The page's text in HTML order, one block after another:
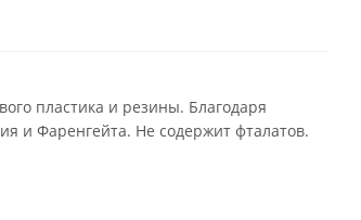
пластика и резины. Благодаря
и Фаренгейта. Не содержит фталатов.